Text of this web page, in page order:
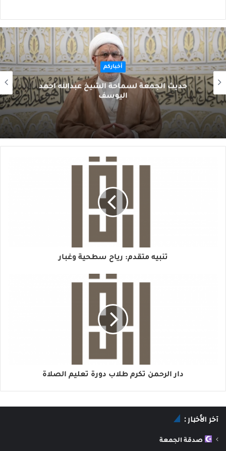
أخباركم
حديث الجمعة لسماحة الشيخ عبدالله أحمد
اليوسف
تنبيه متقدم: رياح سطحية وغبار
دار الرحمن تكرم طلاب دورة تعليم الصلاة
آخر الأخبار :
صدقة الجمعة